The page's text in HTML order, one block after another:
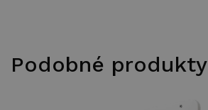
Podobné produkty